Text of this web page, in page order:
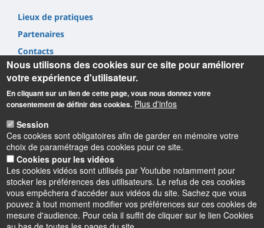
Lieux de pratiques
Partenaires
Contacts
Informations
SUAPSE/pôle STAPS Collégium ST,
2 allée du Château BP 6237
45062 Orléans Cedex 2
suapse@univ-orleans.fr
Nous utilisons des cookies sur ce site pour améliorer
votre expérience d'utilisateur.
En cliquant sur un lien de cette page, vous nous donnez votre
consentement de définir des cookies. Plus d'infos
Session
Ces cookies sont obligatoires afin de garder en mémoire votre
choix de paramétrage des cookies pour ce site.
Cookies pour les vidéos
Les cookies vidéos sont utilisés par Youtube notamment pour
stocker les préférences des utilisateurs. Le refus de ces cookies
vous empêchera d'accéder aux vidéos du site. Sachez que vous
pouvez à tout moment modifier vos préférences sur ces cookies de
mesure d'audience. Pour cela il suffit de cliquer sur le lien Cookies